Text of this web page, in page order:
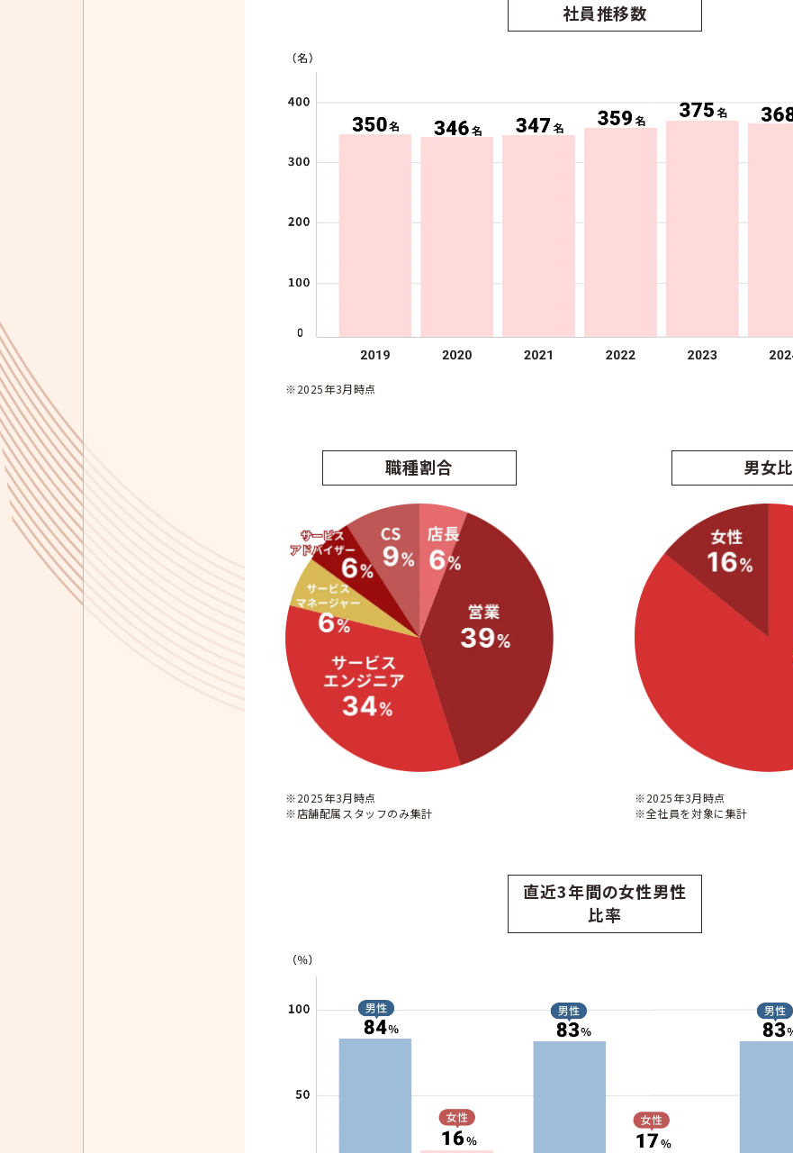
社員推移数
※2025年3月時点
職種割合
※2025年3月時点
※店舗配属スタッフのみ集計
男女比
※2025年3月時点
※全社員を対象に集計
直近3年間の女性男性
比率